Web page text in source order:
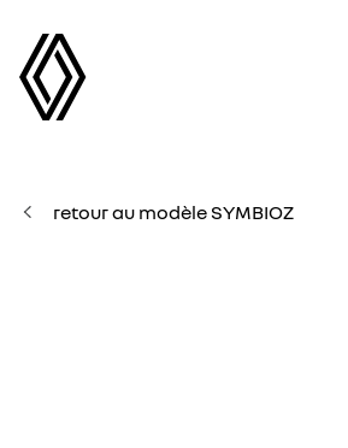
retour au modèle SYMBIOZ